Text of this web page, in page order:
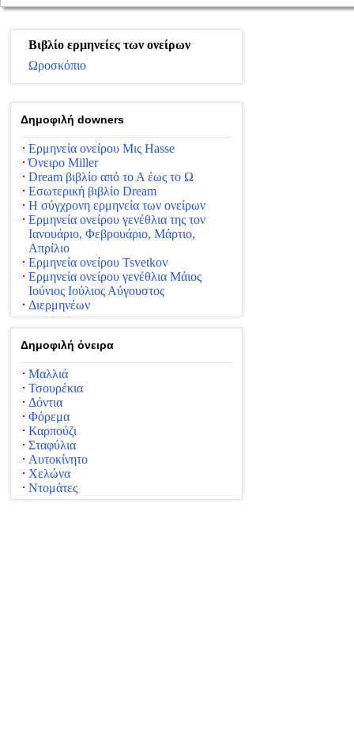
Βιβλίο ερμηνείες των ονείρων
Ωροσκόπιο
Δημοφιλή downers
Ερμηνεία ονείρου Μις Hasse
Όνειρο Miller
Dream βιβλίο από το Α έως το Ω
Εσωτερική βιβλίο Dream
Η σύγχρονη ερμηνεία των ονείρων
Ερμηνεία ονείρου γενέθλια της τον
Ιανουάριο, Φεβρουάριο, Μάρτιο,
Απρίλιο
Ερμηνεία ονείρου Tsvetkov
Ερμηνεία ονείρου γενέθλια Μάιος
Ιούνιος Ιούλιος Αύγουστος
Διερμηνέων
Δημοφιλή όνειρα
Μαλλιά
Τσουρέκια
Δόντια
Φόρεμα
Καρπούζι
Σταφύλια
Αυτοκίνητο
Χελώνα
Ντομάτες